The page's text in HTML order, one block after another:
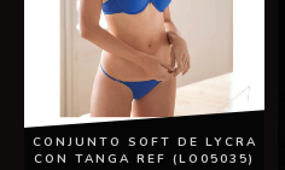
CONJUNTO SOFT DE LYCRA
CON TANGA REF (LO05035)